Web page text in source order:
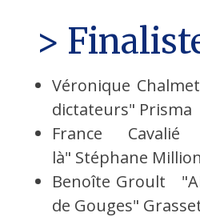
>
Véronique
dictateurs" Prisma
France
là" Stéphane Million
Benoîte Groult
de Gouges"